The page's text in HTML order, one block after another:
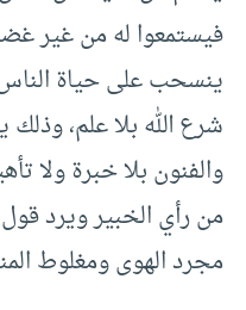
فيستمعوا له من غير
ينسحب على حياة الناس
شرع الله بلا علم،
والفنون بلا خبرة ولا
من رأي الخبير ويرد قول
مجرد الهوى ومغلوط